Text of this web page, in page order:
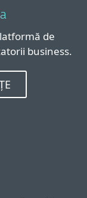
de
business.